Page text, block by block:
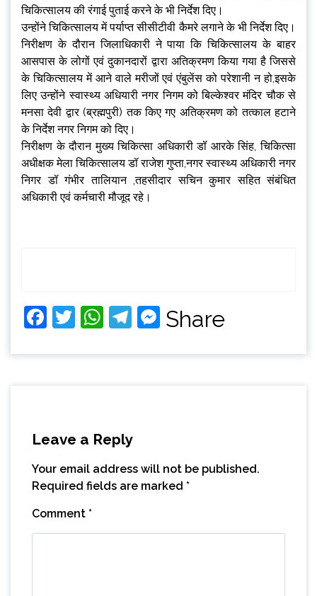
चिकित्सालय की रंगाई पुताई करने के भी निर्देश दिए।
उन्होंने चिकित्सालय में पर्याप्त सीसीटीवी कैमरे लगाने के भी निर्देश दिए।
निरीक्षण के दौरान जिलाधिकारी ने पाया कि चिकित्सालय के बाहर
आसपास के लोगों एवं दुकानदारों द्वारा अतिक्रमण किया गया है जिससे
के चिकित्सालय में आने वाले मरीजों एवं एंबुलेंस को परेशानी न हो,इसके
लिए उन्होंने स्वास्थ्य अधियारी नगर निगम को बिल्केश्वर मंदिर चौक से
मनसा देवी द्वार (ब्रह्मपुरी) तक किए गए अतिक्रमण को तत्काल हटाने
के निर्देश नगर निगम को दिए।
निरीक्षण के दौरान मुख्य चिकित्सा अधिकारी डॉ आरके सिंह, चिकित्सा
अधीक्षक मेला चिकित्सालय डॉ राजेश गुप्ता,नगर स्वास्थ्य अधिकारी नगर
निगर डॉ गंभीर तालियान ,तहसीदार सचिन कुमार सहित संबंधित
अधिकारी एवं कर्मचारी मौजूद रहे।
Facebook
Twitter
WhatsApp
Telegram
Messenger
Share
Leave a Reply
Your email address will not be published.
Required fields are marked *
Comment *